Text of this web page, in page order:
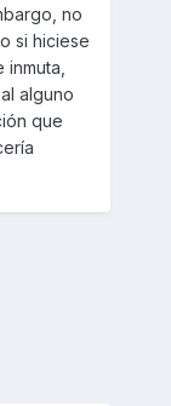
no
si hiciese
alguno
que